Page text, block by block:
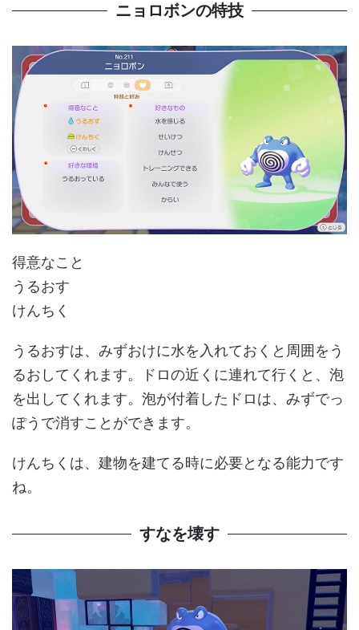
ニョロボンの特技
得意なこと
うるおす
けんちく
うるおすは、みずおけに水を入れておくと周囲をう
るおしてくれます。ドロの近くに連れて行くと、泡
を出してくれます。泡が付着したドロは、みずでっ
ぽうで消すことができます。
けんちくは、建物を建てる時に必要となる能力です
ね。
すなを壊す